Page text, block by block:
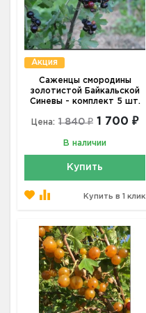
Акция
Саженцы смородины
золотистой Байкальской
Синевы - комплект 5 шт.
Цена: 1 840 ₽ 1 700 ₽
В наличии
Купить
Купить в 1 клик